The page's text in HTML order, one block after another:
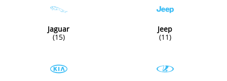
Jaguar
(15)
Jeep
(11)